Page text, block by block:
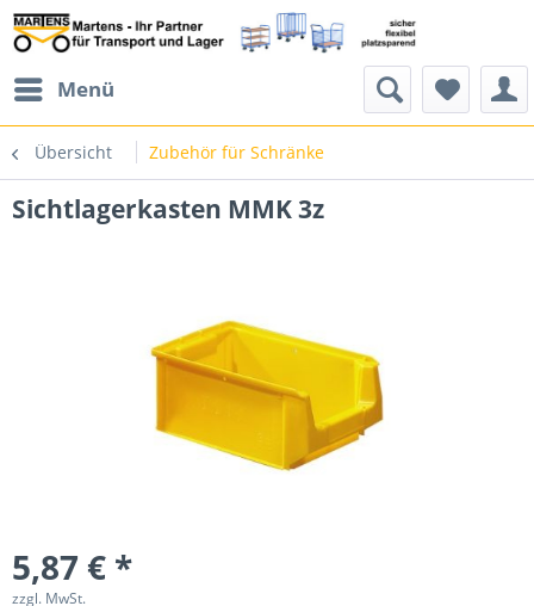
Menü
Übersicht Zubehör für Schränke
Sichtlagerkasten MMK 3z
5,87 € *
zzgl. MwSt.